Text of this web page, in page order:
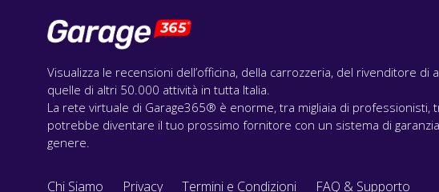
Visualizza le recensioni dell’officina, della carrozzeria, del rivenditore di
quelle di altri 50.000 attività in tutta Italia.
La rete virtuale di Garage365® è enorme, tra migliaia di professionisti,
potrebbe diventare il tuo prossimo fornitore con un sistema di
genere.
Chi Siamo Privacy Termini e Condizioni FAQ & Supporto